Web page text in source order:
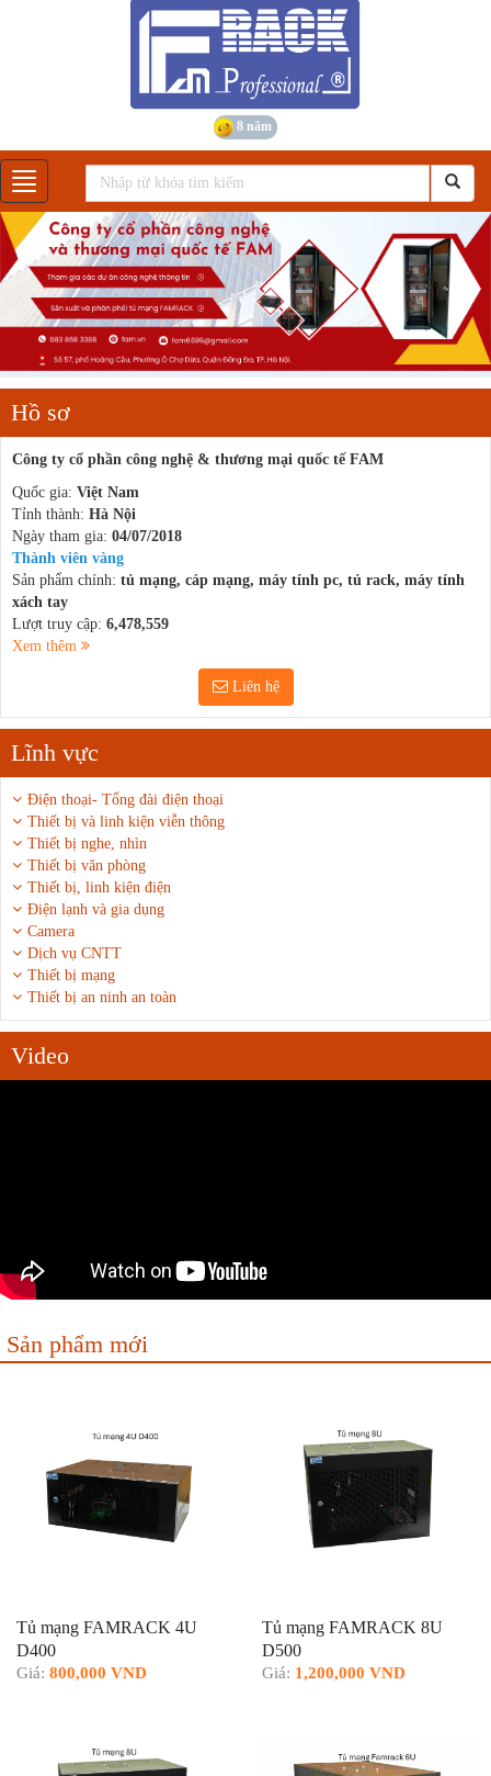
8 năm
Gian hàng
Hồ sơ
Công ty cổ phần công nghệ & thương mại quốc tế FAM
Quốc gia: Việt Nam
Tỉnh thành: Hà Nội
Ngày tham gia: 04/07/2018
Thành viên vàng
Sản phẩm chính: tủ mạng, cáp mạng, máy tính pc, tủ rack, máy tính
xách tay
Lượt truy cập: 6,478,559
Xem thêm
Liên hệ
Lĩnh vực
Điện thoại- Tổng đài điện thoại
Thiết bị và linh kiện viễn thông
Thiết bị nghe, nhìn
Thiết bị văn phòng
Thiết bị, linh kiện điện
Điện lạnh và gia dụng
Camera
Dịch vụ CNTT
Thiết bị mạng
Thiết bị an ninh an toàn
Video
Sản phẩm mới
Tủ mạng FAMRACK 4U
D400
Giá: 800,000 VND
Tủ mạng FAMRACK 8U
D500
Giá: 1,200,000 VND